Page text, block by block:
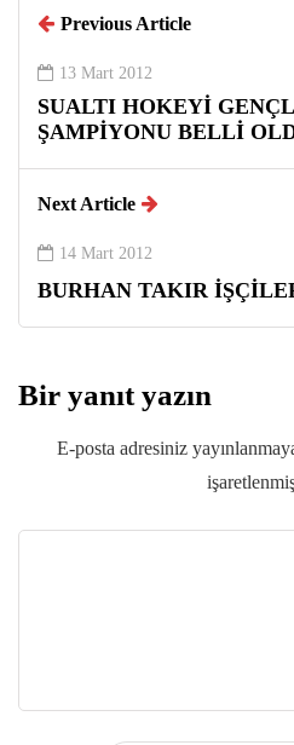
Previous Article
13 Mart 2012
SUALTI HOKEYİ
ŞAMPİYONU BELLİ
Next Article
14 Mart 2012
BURHAN TAKIR
Bir yanıt yazın
E-posta adresiniz